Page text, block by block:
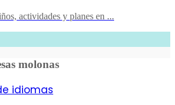
actividades y planes en ...
molonas
idiomas